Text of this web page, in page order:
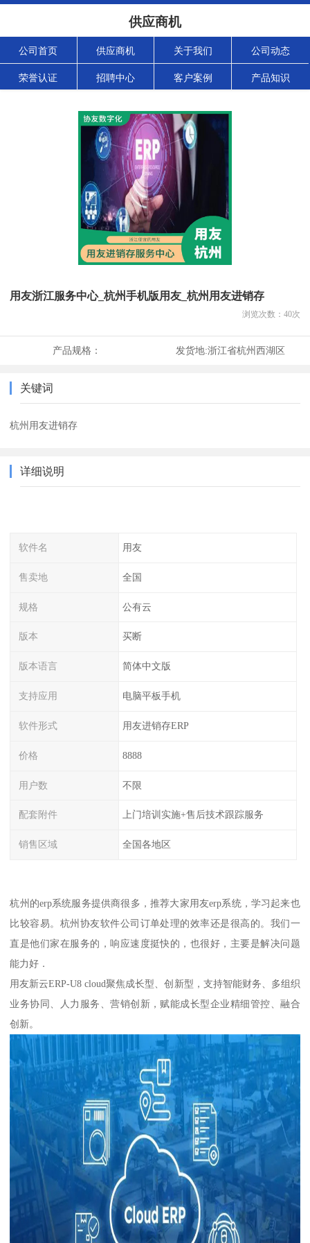
供应商机
公司首页 供应商机 关于我们 公司动态
荣誉认证 招聘中心 客户案例 产品知识
用友浙江服务中心_杭州手机版用友_杭州用友进销存
浏览次数： 40次
产品规格： 发货地:浙江省杭州西湖区
关键词
杭州用友进销存
详细说明
软件名 用友
售卖地 全国
规格 公有云
版本 买断
版本语言 简体中文版
支持应用 电脑平板手机
软件形式 用友进销存ERP
价格 8888
用户数 不限
配套附件 上门培训实施+售后技术跟踪服务
销售区域 全国各地区
杭州的erp系统服务提供商很多，推荐大家用友erp系统，学习起来也
比较容易。杭州协友软件公司订单处理的效率还是很高的。我们一
直是他们家在服务的，响应速度挺快的，也很好，主要是解决问题
能力好．
用友新云ERP-U8 cloud聚焦成长型、创新型，支持智能财务、多组织
业务协同、人力服务、营销创新，赋能成长型企业精细管控、融合
创新。